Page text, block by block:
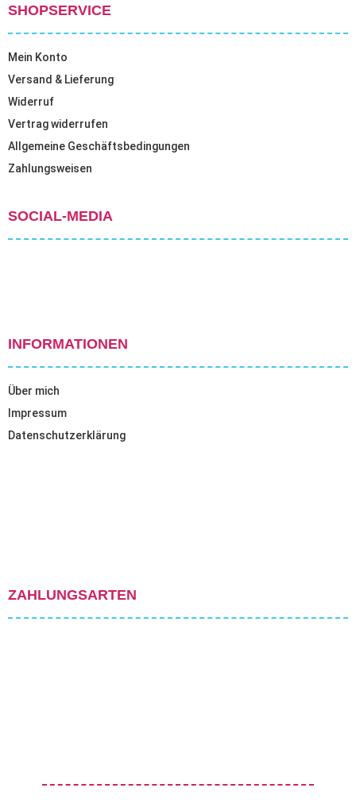
SHOPSERVICE
Mein Konto
Versand & Lieferung
Widerruf
Vertrag widerrufen
Allgemeine Geschäftsbedingungen
Zahlungsweisen
SOCIAL-MEDIA
INFORMATIONEN
Über mich
Impressum
Datenschutzerklärung
ZAHLUNGSARTEN